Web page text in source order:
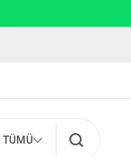
TÜMÜ